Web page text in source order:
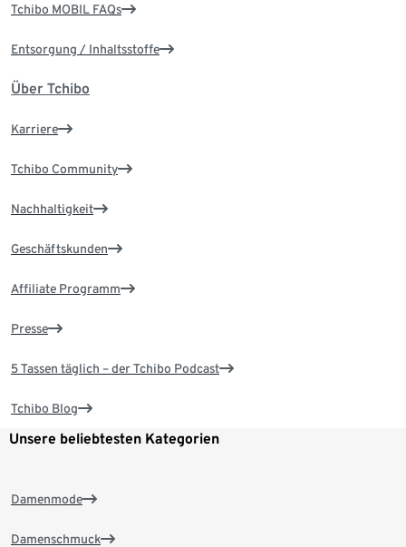
Tchibo MOBIL FAQs
Entsorgung / Inhaltsstoffe
Über Tchibo
Karriere
Tchibo Community
Nachhaltigkeit
Geschäftskunden
Affiliate Programm
Presse
5 Tassen täglich – der Tchibo Podcast
Tchibo Blog
Unsere beliebtesten Kategorien
Damenmode
Damenschmuck